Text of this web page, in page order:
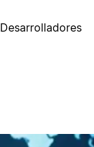
Desarrolladores